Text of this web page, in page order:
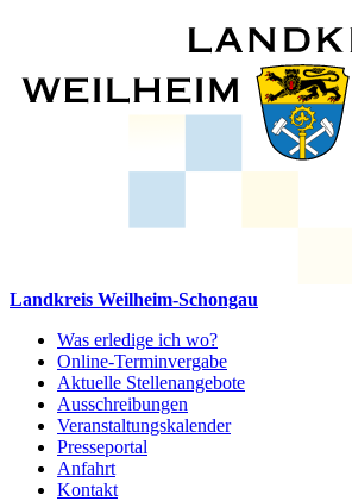
Landkreis Weilheim-Schongau
Was erledige ich wo?
Online-Terminvergabe
Aktuelle Stellenangebote
Ausschreibungen
Veranstaltungskalender
Presseportal
Anfahrt
Kontakt